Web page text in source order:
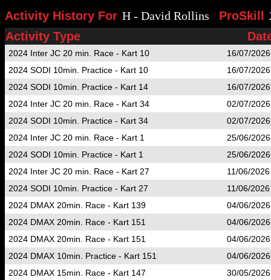
Activity History For H - David Rollins ProSkill
Activity Type
2024 Inter JC 20 min. Race - Kart 10
16/07/
2024 SODI 10min. Practice - Kart 10
16/07/
2024 SODI 10min. Practice - Kart 14
16/07/
2024 Inter JC 20 min. Race - Kart 34
02/07/
2024 SODI 10min. Practice - Kart 34
02/07/
2024 Inter JC 20 min. Race - Kart 1
25/06/
2024 SODI 10min. Practice - Kart 1
25/06/
2024 Inter JC 20 min. Race - Kart 27
11/06/
2024 SODI 10min. Practice - Kart 27
11/06/
2024 DMAX 20min. Race - Kart 139
04/06/
2024 DMAX 20min. Race - Kart 151
04/06/
2024 DMAX 20min. Race - Kart 151
04/06/
2024 DMAX 10min. Practice - Kart 151
04/06/
2024 DMAX 15min. Race - Kart 147
30/05/